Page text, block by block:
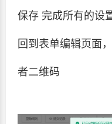
保存 完成所有的设
回到表单编辑页面
者二维码